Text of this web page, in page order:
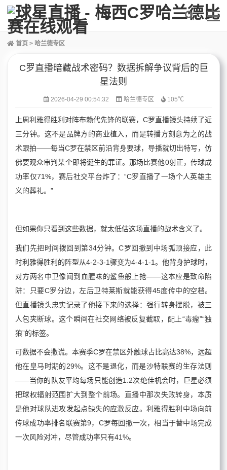
首页 > 哈兰德专区
C罗直播暗藏战术密码？数据拆解争议背后的巨
星法则
2026-04-29 00:54:32 哈兰德专区 105℃
上周利雅得胜利对阵布赖代先锋的联赛，C罗直播镜头持续了近
三分钟。这不是品牌方的商业植入，而是转播方刻意为之的战
术跟拍——每当C罗在禁区前沿背身要球，导播就切出特写，仿
佛要观众审判某个即将诞生的罪证。那场比赛他0射正，传球成
功率仅71%，赛后社交平台炸了：“C罗直播了一场个人英雄主
义的葬礼。”
但如果你只看到这些数据，就太低估这场直播的战术含义了。
我们先把时间拨回到第34分钟。C罗回撤到中场弧顶接应，此
时利雅得胜利的阵型从4-2-3-1骤变为4-4-1-1。他背身护球时，
对方两名中卫像闻到血腥味的鲨鱼般上抢——这本应是致命陷
阱：只要C罗分边，左后卫特莱斯就能获得45度传中的空档。
但直播镜头忠实记录了他接下来的选择：强行转身摆脱，被三
人包夹断球。这个瞬间在社交网络被反复截取，配上“毒瘤”“独
狼”的标签。
可数据不会撒谎。本赛季C罗在禁区外触球占比高达38%，远超
他在皇马时期的29%。这不是退化，而是沙特联赛的生存法则
——当你的队友平均每场只能创造1.2次绝佳机会时，巨星必须
把球权辐射范围扩大到整个前场。直播中那次失败转身，本质
是他对球队进攻发起点缺失的应激反应。利雅得胜利中场向前
传球成功率排名联赛第9，C罗每回撤一次，相当于替中场完成
一次风险对冲，尽管成功率只有41%。